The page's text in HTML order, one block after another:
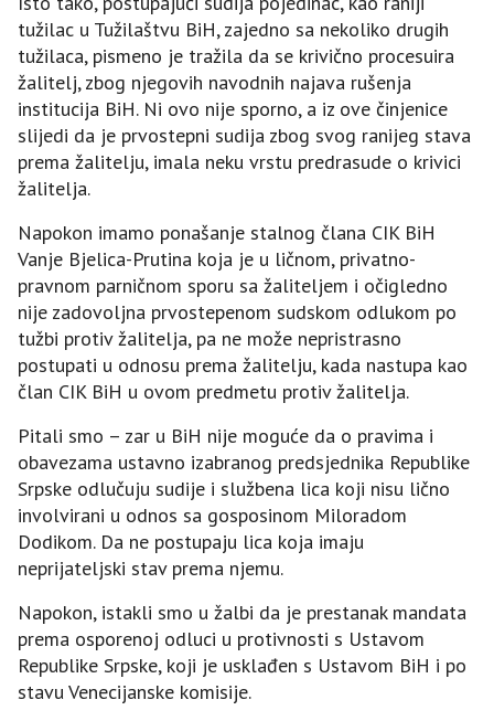
tužilac u Tužilaštvu BiH, zajedno sa nekoliko drugih
tužilaca, pismeno je tražila da se krivično procesuira
žalitelj, zbog njegovih navodnih najava rušenja
institucija BiH. Ni ovo nije sporno, a iz ove činjenice
slijedi da je prvostepni sudija zbog svog ranijeg stava
prema žalitelju, imala neku vrstu predrasude o krivici
žalitelja.
Napokon imamo ponašanje stalnog člana CIK BiH
Vanje Bjelica-Prutina koja je u ličnom, privatno-
pravnom parničnom sporu sa žaliteljem i očigledno
nije zadovoljna prvostepenom sudskom odlukom po
tužbi protiv žalitelja, pa ne može nepristrasno
postupati u odnosu prema žalitelju, kada nastupa kao
član CIK BiH u ovom predmetu protiv žalitelja.
Pitali smo – zar u BiH nije moguće da o pravima i
obavezama ustavno izabranog predsjednika Republike
Srpske odlučuju sudije i službena lica koji nisu lično
involvirani u odnos sa gosposinom Miloradom
Dodikom. Da ne postupaju lica koja imaju
neprijateljski stav prema njemu.
Napokon, istakli smo u žalbi da je prestanak mandata
prema osporenoj odluci u protivnosti s Ustavom
Republike Srpske, koji je usklađen s Ustavom BiH i po
stavu Venecijanske komisije.